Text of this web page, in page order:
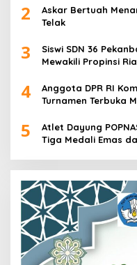
2
Askar Bertuah
Telak
3
Siswi SDN 36
Mewakili Propinsi
4
Anggota DPR RI
Turnamen Terbuka
5
Atlet Dayung
Tiga Medali Emas